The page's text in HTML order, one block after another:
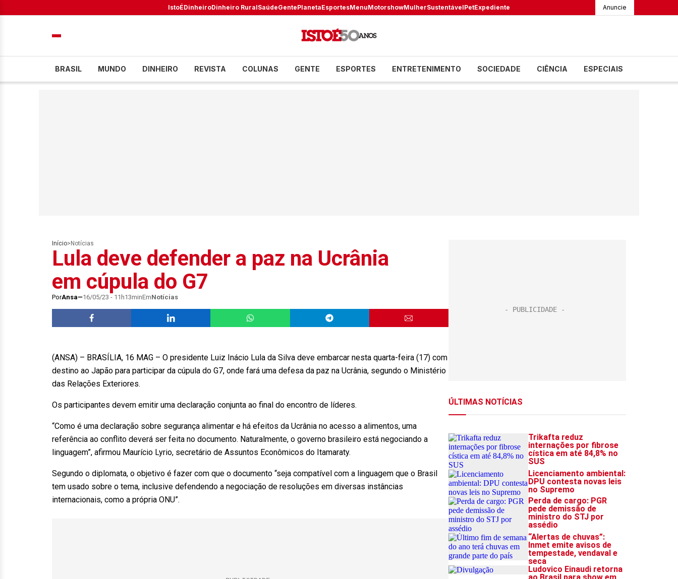
IstoÉDinheiroDinheiro RuralSaúdeGentePlanetaEsportesMenuMotorshowMulherSustentávelPetExpediente Anuncie
BRASIL MUNDO DINHEIRO REVISTA COLUNAS GENTE ESPORTES ENTRETENIMENTO SOCIEDADE CIÊNCIA ESPECIAIS
Início> Notícias
Lula deve defender a paz na Ucrânia
em cúpula do G7
PorAnsa 16/05/23 - 11h13minEmNotícias
(ANSA) – BRASÍLIA, 16 MAG – O presidente Luiz Inácio Lula da Silva deve embarcar nesta quarta-feira (17) com
destino ao Japão para participar da cúpula do G7, onde fará uma defesa da paz na Ucrânia, segundo o Ministério
das Relações Exteriores.
Os participantes devem emitir uma declaração conjunta ao final do encontro de líderes.
“Como é uma declaração sobre segurança alimentar e há efeitos da Ucrânia no acesso a alimentos, uma
referência ao conflito deverá ser feita no documento. Naturalmente, o governo brasileiro está negociando a
linguagem”, afirmou Maurício Lyrio, secretário de Assuntos Econômicos do Itamaraty.
Segundo o diplomata, o objetivo é fazer com que o documento “seja compatível com a linguagem que o Brasil
tem usado sobre o tema, inclusive defendendo a negociação de resoluções em diversas instâncias
internacionais, como a própria ONU”.